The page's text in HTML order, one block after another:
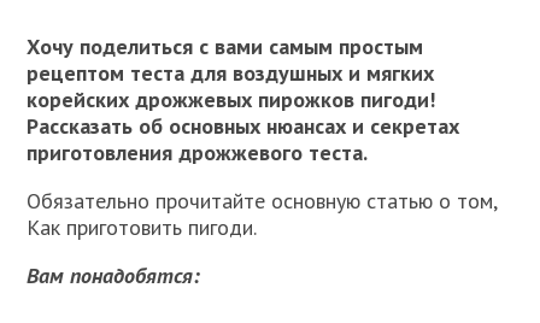
Хочу поделиться с вами самым простым
рецептом теста для воздушных и мягких
корейских дрожжевых пирожков пигоди!
Рассказать об основных нюансах и секретах
приготовления дрожжевого теста.
Обязательно прочитайте основную статью о том,
Как приготовить пигоди.
Вам понадобятся: